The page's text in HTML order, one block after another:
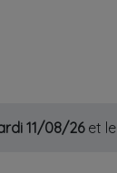
11/08/26et le